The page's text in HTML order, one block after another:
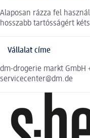
Alaposan rázza fel
hosszabb tartósságért
Vállalat címe
dm-drogerie markt GmbH
servicecenter@dm.de